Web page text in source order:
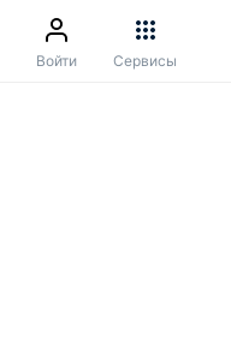
Войти Сервисы